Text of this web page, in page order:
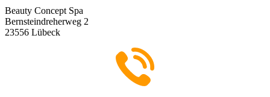
Beauty Concept Spa
Bernsteindreherweg 2
23556 Lübeck